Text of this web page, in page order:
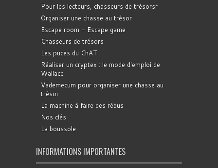
Pour les lecteurs, chasseurs de trésorsr
Organiser une chasse au trésor
Escape room - Escape game
Chasseurs de trésors
Les puces du ChAT
Réaliser un cryptex : le mode d'emploi de
Wallace
Vademecum pour organiser une chasse au
trésor
La machine à faire des rébus
Nos clés
La boussole
INFORMATIONS IMPORTANTES